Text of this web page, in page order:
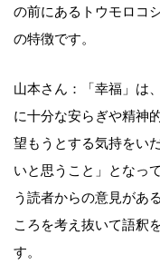
の前にあるトウモロコ
の特徴です。
山本さん：「幸福」は
に十分な安らぎや精神
望もうとする気持をい
いと思うこと」となっ
う読者からの意見があ
ころを考え抜いて語釈
す。